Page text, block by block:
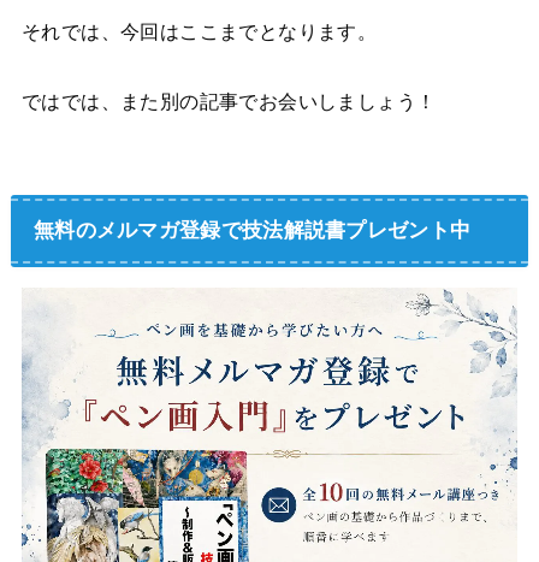
それでは、今回はここまでとなります。
ではでは、また別の記事でお会いしましょう！
無料のメルマガ登録で技法解説書プレゼント中